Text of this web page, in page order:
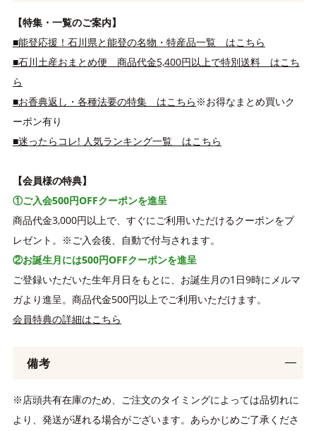
【特集・一覧のご案内】
■能登応援！石川県と能登の名物・特産品一覧 はこちら
■石川土産おまとめ便 商品代金5,400円以上で特別送料 はこち
ら
■お香典返し・各種法要の特集 はこちら ※お得なまとめ買いク
ーポン有り
■迷ったらコレ! 人気ランキング一覧 はこちら
【会員様の特典】
①ご入会500円OFFクーポンを進呈
商品代金3,000円以上で、すぐにご利用いただけるクーポンをプ
レゼント。※ご入会後、自動で付与されます。
②お誕生月には500円OFFクーポンを進呈
ご登録いただいた生年月日をもとに、お誕生月の1日9時にメルマ
ガより進呈。商品代金500円以上でご利用いただけます。
会員特典の詳細はこちら
備考
※店頭共有在庫のため、ご注文のタイミングによっては品切れに
より、発送が遅れる場合がございます。あらかじめご了承くださ